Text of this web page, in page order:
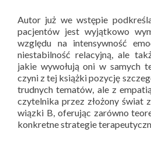
Autor już we wstępie
pacjentów jest wyjątkowo
względu na intensywność
niestabilność relacyjną, ale
jakie wywołują oni w samych
czyni z tej książki pozycję
trudnych tematów, ale z
czytelnika przez złożony świat
wiązki B, oferując zarówno
konkretne strategie